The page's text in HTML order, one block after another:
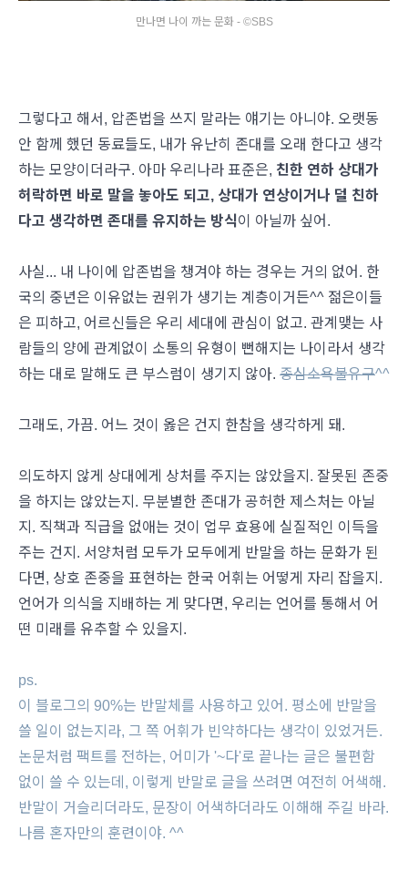
만나면 나이 까는 문화 - ©SBS
그렇다고 해서, 압존법을 쓰지 말라는 얘기는 아니야. 오랫동
안 함께 했던 동료들도, 내가 유난히 존대를 오래 한다고 생각
하는 모양이더라구. 아마 우리나라 표준은, 친한 연하 상대가
허락하면 바로 말을 놓아도 되고, 상대가 연상이거나 덜 친하
다고 생각하면 존대를 유지하는 방식이 아닐까 싶어.
사실... 내 나이에 압존법을 챙겨야 하는 경우는 거의 없어. 한
국의 중년은 이유없는 권위가 생기는 계층이거든^^ 젊은이들
은 피하고, 어르신들은 우리 세대에 관심이 없고. 관계맺는 사
람들의 양에 관계없이 소통의 유형이 뻔해지는 나이라서 생각
하는 대로 말해도 큰 부스럼이 생기지 않아. 종심소욕불유구^^
그래도, 가끔. 어느 것이 옳은 건지 한참을 생각하게 돼.
의도하지 않게 상대에게 상처를 주지는 않았을지. 잘못된 존중
을 하지는 않았는지. 무분별한 존대가 공허한 제스처는 아닐
지. 직책과 직급을 없애는 것이 업무 효용에 실질적인 이득을
주는 건지. 서양처럼 모두가 모두에게 반말을 하는 문화가 된
다면, 상호 존중을 표현하는 한국 어휘는 어떻게 자리 잡을지.
언어가 의식을 지배하는 게 맞다면, 우리는 언어를 통해서 어
떤 미래를 유추할 수 있을지.
ps.
이 블로그의 90%는 반말체를 사용하고 있어. 평소에 반말을
쓸 일이 없는지라, 그 쪽 어휘가 빈약하다는 생각이 있었거든.
논문처럼 팩트를 전하는, 어미가 '~다'로 끝나는 글은 불편함
없이 쓸 수 있는데, 이렇게 반말로 글을 쓰려면 여전히 어색해.
반말이 거슬리더라도, 문장이 어색하더라도 이해해 주길 바라.
나름 혼자만의 훈련이야. ^^